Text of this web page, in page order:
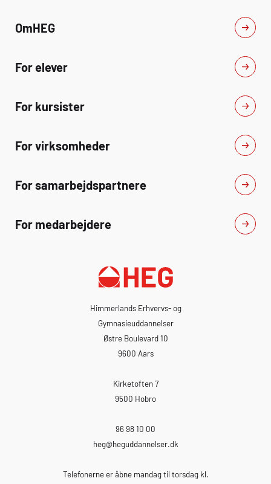
landbrug skal have
lovpligtigt
af eftersynsmapper og
landbrugsmaskiner-
af
øvelser i udførelse af
hoved-eftersyn på
øvelser i udfyldelse af
checklister- Teori
OmHEG
For elever
For kursister
For virksomheder
For samarbejdspartnere
For medarbejdere
Himmerlands Erhvervs- og
Gymnasieuddannelser
Østre Boulevard 10
9600 Aars
Kirketoften 7
9500 Hobro
96 98 10 00
heg@heguddannelser.dk
Telefonerne er åbne mandag til torsdag kl.